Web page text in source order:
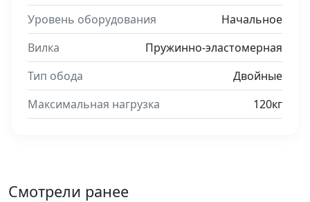
Уровень оборудования
Начальное
Вилка
Пружинно-эластомерная
Тип обода
Двойные
Максимальная нагрузка
120кг
Смотрели ранее